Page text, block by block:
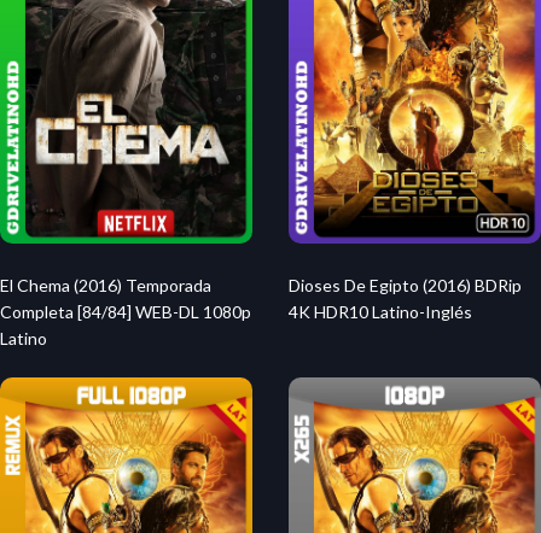
El Chema (2016) Temporada
Completa [84/84] WEB-DL 1080p
Latino
Dioses De Egipto (2016) BDRip
4K HDR10 Latino-Inglés